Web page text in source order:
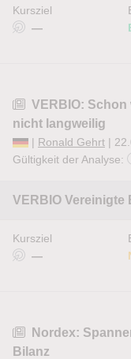
Kursziel
—
VERBIO:
nicht langweilig
| Ronald Gehrt |
Gültigkeit der Analyse:
VERBIO Vereinigte
Kursziel
—
Nordex:
Bilanz